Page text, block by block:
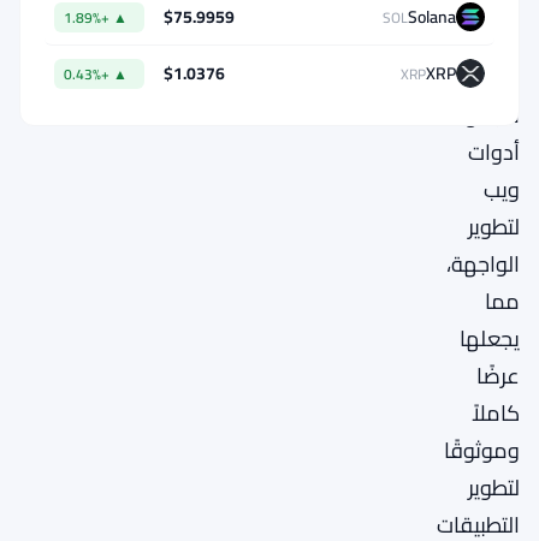
تدعم
EOS
مجموعة
أدوات
ويب
لتطوير
الواجهة،
مما
يجعلها
عرضًا
كاملاً
وموثوقًا
لتطوير
التطبيقات
Solana
SOL
$75.9959
▲ +1.89%
XRP
XRP
$1.0376
▲ +0.43%